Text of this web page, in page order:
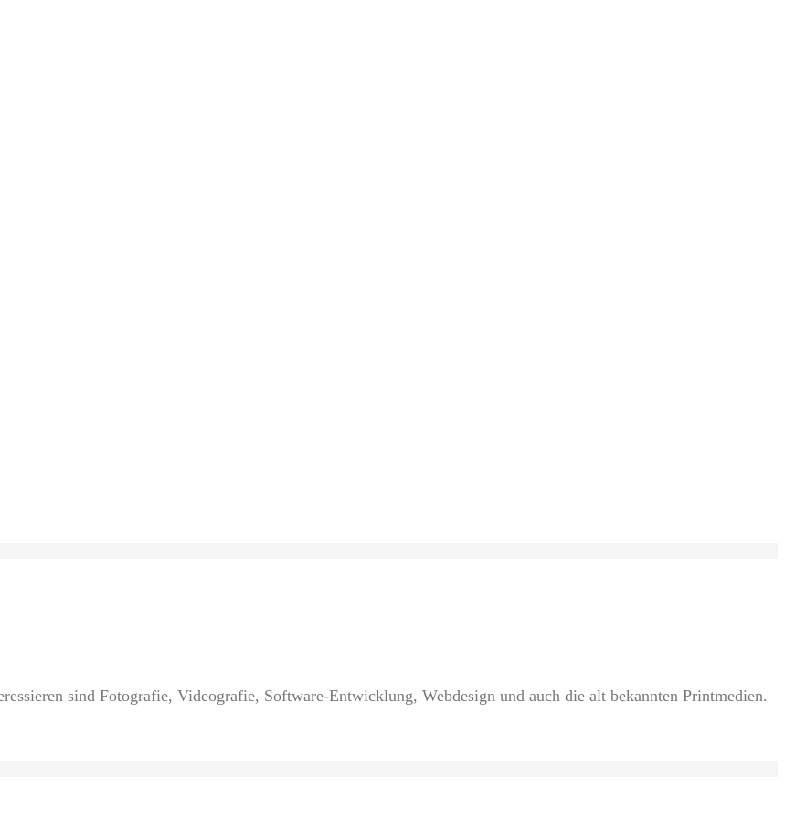
sind Fotografie, Videografie, Software-Entwicklung, Webdesign und auch die alt bekannten Printmedien.